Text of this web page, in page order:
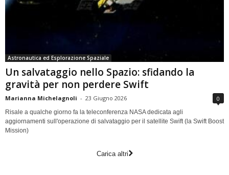
Astronautica ed Esplorazione Spaziale
Un salvataggio nello Spazio: sfidando la
gravità per non perdere Swift
Marianna Michelagnoli - 23 Giugno 2026 0
Risale a qualche giorno fa la teleconferenza NASA dedicata agli
aggiornamenti sull'operazione di salvataggio per il satellite Swift (la Swift Boost
Mission)
Carica altri